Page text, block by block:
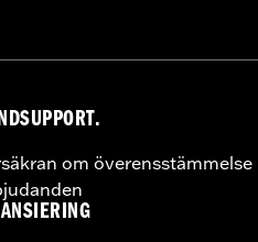
om överensstämmelse